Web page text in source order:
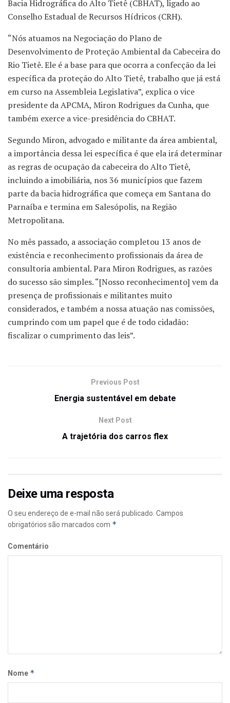
Bacia Hidrográfica do Alto Tietê (CBHAT), ligado ao
Conselho Estadual de Recursos Hídricos (CRH).
“Nós atuamos na Negociação do Plano de
Desenvolvimento de Proteção Ambiental da Cabeceira do
Rio Tietê. Ele é a base para que ocorra a confecção da lei
específica da proteção do Alto Tietê, trabalho que já está
em curso na Assembleia Legislativa”, explica o vice
presidente da APCMA, Miron Rodrigues da Cunha, que
também exerce a vice-presidência do CBHAT.
Segundo Miron, advogado e militante da área ambiental,
a importância dessa lei específica é que ela irá determinar
as regras de ocupação da cabeceira do Alto Tietê,
incluindo a imobiliária, nos 36 municípios que fazem
parte da bacia hidrográfica que começa em Santana do
Parnaíba e termina em Salesópolis, na Região
Metropolitana.
No mês passado, a associação completou 13 anos de
existência e reconhecimento profissionais da área de
consultoria ambiental. Para Miron Rodrigues, as razões
do sucesso são simples. “[Nosso reconhecimento] vem da
presença de profissionais e militantes muito
considerados, e também a nossa atuação nas comissões,
cumprindo com um papel que é de todo cidadão:
fiscalizar o cumprimento das leis”.
Previous Post
Energia sustentável em debate
Next Post
A trajetória dos carros flex
Deixe uma resposta
O seu endereço de e-mail não será publicado. Campos
obrigatórios são marcados com *
Comentário
Nome *